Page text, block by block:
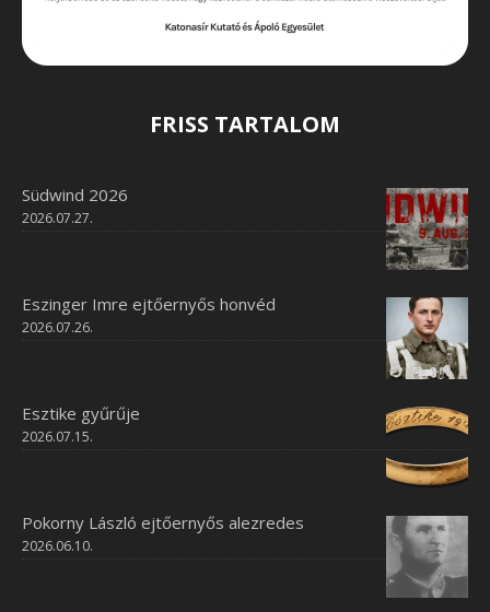
FRISS TARTALOM
Südwind 2026
2026.07.27.
Eszinger Imre ejtőernyős honvéd
2026.07.26.
Esztike gyűrűje
2026.07.15.
Pokorny László ejtőernyős alezredes
2026.06.10.